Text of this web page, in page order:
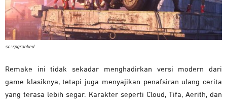
sc: rpgranked
Remake ini tidak sekadar menghadirkan versi modern dari
game klasiknya, tetapi juga menyajikan penafsiran ulang cerita
yang terasa lebih segar. Karakter seperti Cloud, Tifa, Aerith, dan